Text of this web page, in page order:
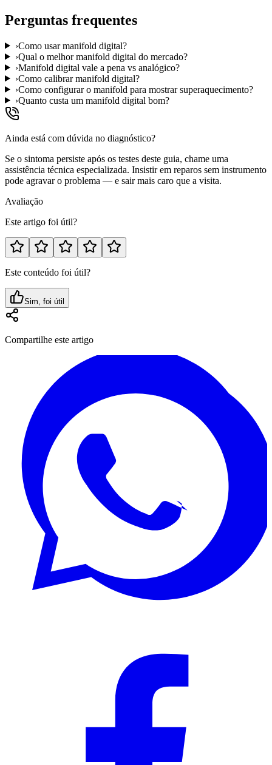
Perguntas frequentes
›Como usar manifold digital?
›Qual o melhor manifold digital do mercado?
›Manifold digital vale a pena vs analógico?
›Como calibrar manifold digital?
›Como configurar o manifold para mostrar superaquecimento?
›Quanto custa um manifold digital bom?
Ainda está com dúvida no diagnóstico?
Se o sintoma persiste após os testes deste guia, chame uma
assistência técnica especializada. Insistir em reparos sem instrumento
pode agravar o problema — e sair mais caro que a visita.
Avaliação
Este artigo foi útil?
Este conteúdo foi útil?
Sim, foi útil
Compartilhe este artigo